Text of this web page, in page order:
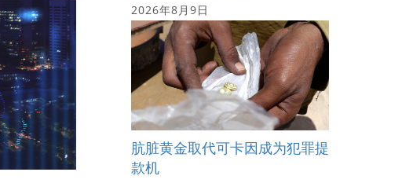
2026年8月9日
肮脏黄金取代可卡因成为犯罪提
款机